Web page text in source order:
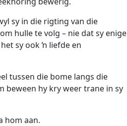
sy in die rigting van die
hulle te volg – nie dat sy enige
sy ook ŉ liefde en
tussen die bome langs die
beween hy kry weer trane in sy
hom aan.